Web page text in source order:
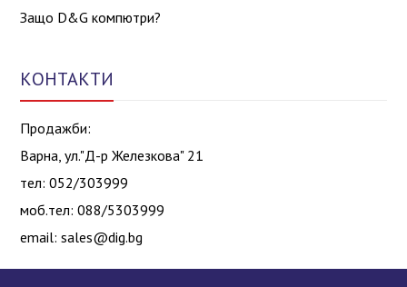
Защо D&G компютри?
КОНТАКТИ
Продажби:
Варна, ул."Д-р Железкова" 21
тел: 052/303999
моб.тел: 088/5303999
email:sales@dig.bg